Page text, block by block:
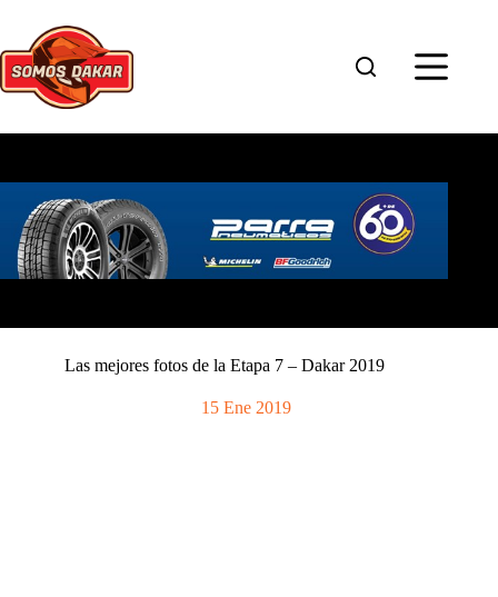
contenido
Las mejores fotos de la Etapa 7 – Dakar 2019
15 Ene 2019